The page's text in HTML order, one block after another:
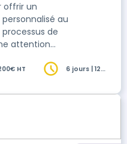
offrir un
au
de
attention
HT
6 jours | 12